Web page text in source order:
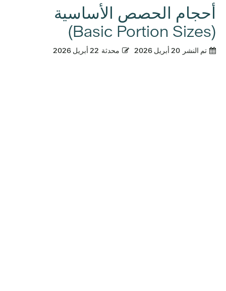
أحجام الحصص الأساسية
(Basic Portion Sizes)
تم النشر 20 أبريل 2026 محدثة 22 أبريل 2026